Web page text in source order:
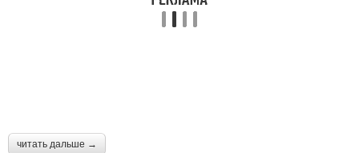
читать дальше →